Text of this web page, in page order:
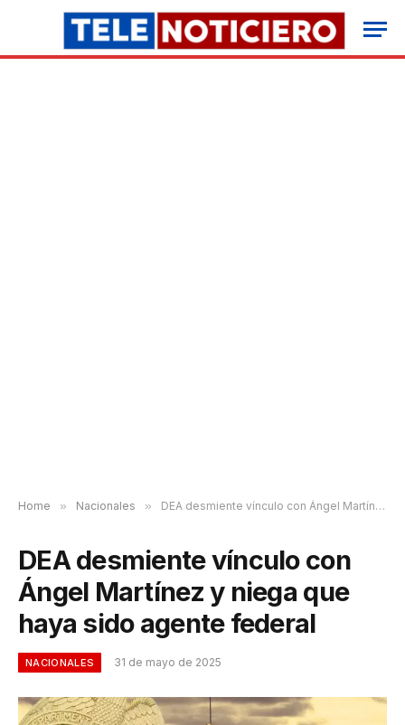
Home » Nacionales » DEA desmiente vínculo con Ángel Martínez y niega que haya sido agente federal
DEA desmiente vínculo con
Ángel Martínez y niega que
haya sido agente federal
NACIONALES 31 de mayo de 2025